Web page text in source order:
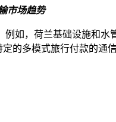
市场趋势
如，荷兰基础设施和水
的多模式旅行付款的通信